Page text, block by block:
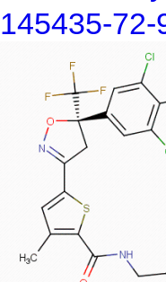
145435-72-